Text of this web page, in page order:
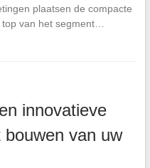
plaatsen de compacte
van het segment…
innovatieve
van uw